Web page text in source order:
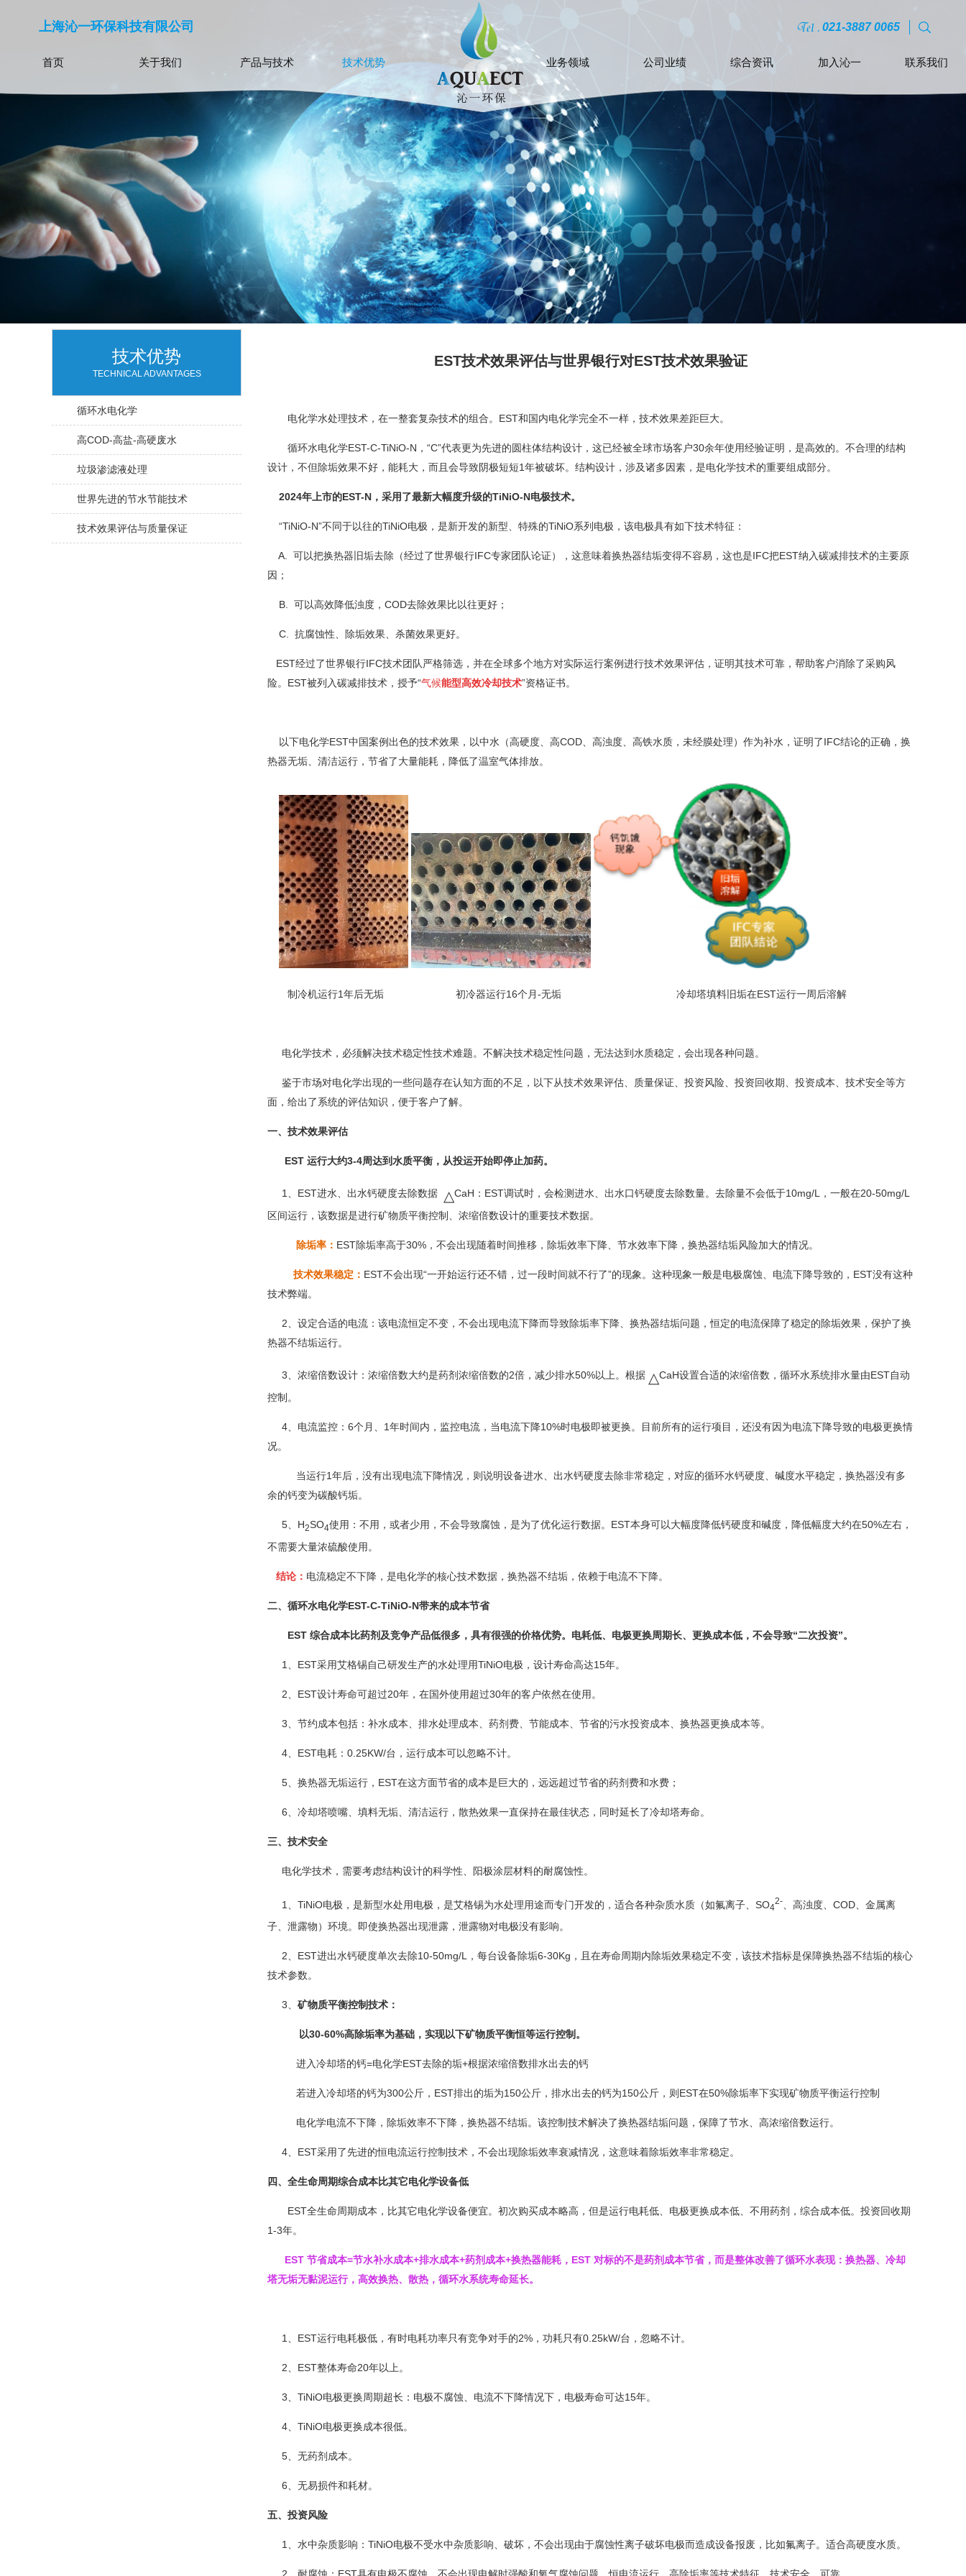
上海沁一环保科技有限公司 021-3887 0065
首页 关于我们 产品与技术 技术优势 业务领域 公司业绩 综合资讯 加入沁一 联系我们
技术优势
TECHNICAL ADVANTAGES
循环水电化学
高COD-高盐-高硬废水
垃圾渗滤液处理
世界先进的节水节能技术
技术效果评估与质量保证
EST技术效果评估与世界银行对EST技术效果验证
电化学水处理技术，在一整套复杂技术的组合。EST和国内电化学完全不一样，技术效果差距巨大。
循环水电化学EST-C-TiNiO-N，“C”代表更为先进的圆柱体结构设计，这已经被全球市场客户30余年使用经验证明，是高效的。不合理的结构
设计，不但除垢效果不好，能耗大，而且会导致阴极短短1年被破坏。结构设计，涉及诸多因素，是电化学技术的重要组成部分。
2024年上市的EST-N，采用了最新大幅度升级的TiNiO-N电极技术。
“TiNiO-N”不同于以往的TiNiO电极，是新开发的新型、特殊的TiNiO系列电极，该电极具有如下技术特征：
A. 可以把换热器旧垢去除（经过了世界银行IFC专家团队论证），这意味着换热器结垢变得不容易，这也是IFC把EST纳入碳减排技术的主要原
因；
B. 可以高效降低浊度，COD去除效果比以往更好；
C. 抗腐蚀性、除垢效果、杀菌效果更好。
EST经过了世界银行IFC技术团队严格筛选，并在全球多个地方对实际运行案例进行技术效果评估，证明其技术可靠，帮助客户消除了采购风
险。EST被列入碳减排技术，授予“气候能型高效冷却技术”资格证书。
以下电化学EST中国案例出色的技术效果，以中水（高硬度、高COD、高浊度、高铁水质，未经膜处理）作为补水，证明了IFC结论的正确，换
热器无垢、清洁运行，节省了大量能耗，降低了温室气体排放。
制冷机运行1年后无垢 初冷器运行16个月-无垢 冷却塔填料旧垢在EST运行一周后溶解
电化学技术，必须解决技术稳定性技术难题。不解决技术稳定性问题，无法达到水质稳定，会出现各种问题。
鉴于市场对电化学出现的一些问题存在认知方面的不足，以下从技术效果评估、质量保证、投资风险、投资回收期、投资成本、技术安全等方
面，给出了系统的评估知识，便于客户了解。
一、技术效果评估
EST 运行大约3-4周达到水质平衡，从投运开始即停止加药。
1、EST进水、出水钙硬度去除数据 △CaH：EST调试时，会检测进水、出水口钙硬度去除数量。去除量不会低于10mg/L，一般在20-50mg/L
区间运行，该数据是进行矿物质平衡控制、浓缩倍数设计的重要技术数据。
除垢率： EST除垢率高于30%，不会出现随着时间推移，除垢效率下降、节水效率下降，换热器结垢风险加大的情况。
技术效果稳定： EST不会出现“一开始运行还不错，过一段时间就不行了”的现象。这种现象一般是电极腐蚀、电流下降导致的，EST没有这种
技术弊端。
2、设定合适的电流：该电流恒定不变，不会出现电流下降而导致除垢率下降、换热器结垢问题，恒定的电流保障了稳定的除垢效果，保护了换
热器不结垢运行。
3、浓缩倍数设计：浓缩倍数大约是药剂浓缩倍数的2倍，减少排水50%以上。根据 △CaH设置合适的浓缩倍数，循环水系统排水量由EST自动
控制。
4、电流监控：6个月、1年时间内，监控电流，当电流下降10%时电极即被更换。目前所有的运行项目，还没有因为电流下降导致的电极更换情
况。
当运行1年后，没有出现电流下降情况，则说明设备进水、出水钙硬度去除非常稳定，对应的循环水钙硬度、碱度水平稳定，换热器没有多
余的钙变为碳酸钙垢。
5、H2SO4使用：不用，或者少用，不会导致腐蚀，是为了优化运行数据。EST本身可以大幅度降低钙硬度和碱度，降低幅度大约在50%左右，
不需要大量浓硫酸使用。
结论： 电流稳定不下降，是电化学的核心技术数据，换热器不结垢，依赖于电流不下降。
二、循环水电化学EST-C-TiNiO-N带来的成本节省
EST 综合成本比药剂及竞争产品低很多，具有很强的价格优势。电耗低、电极更换周期长、更换成本低，不会导致“二次投资”。
1、EST采用艾格锡自己研发生产的水处理用TiNiO电极，设计寿命高达15年。
2、EST设计寿命可超过20年，在国外使用超过30年的客户依然在使用。
3、节约成本包括：补水成本、排水处理成本、药剂费、节能成本、节省的污水投资成本、换热器更换成本等。
4、EST电耗：0.25KW/台，运行成本可以忽略不计。
5、换热器无垢运行，EST在这方面节省的成本是巨大的，远远超过节省的药剂费和水费；
6、冷却塔喷嘴、填料无垢、清洁运行，散热效果一直保持在最佳状态，同时延长了冷却塔寿命。
三、技术安全
电化学技术，需要考虑结构设计的科学性、阳极涂层材料的耐腐蚀性。
1、 TiNiO电极，是新型水处用电极，是艾格锡为水处理用途而专门开发的，适合各种杂质水质（如氟离子、SO4
2-
、高浊度、COD、金属离
子、泄露物）环境。即使换热器出现泄露，泄露物对电极没有影响。
2、EST进出水钙硬度单次去除10-50mg/L，每台设备除垢6-30Kg，且在寿命周期内除垢效果稳定不变，该技术指标是保障换热器不结垢的核心
技术参数。
3、 矿物质平衡控制技术：
以30-60%高除垢率为基础，实现以下矿物质平衡恒等运行控制。
进入冷却塔的钙=电化学EST去除的垢+根据浓缩倍数排水出去的钙
若进入冷却塔的钙为300公斤，EST排出的垢为150公斤，排水出去的钙为150公斤，则EST在50%除垢率下实现矿物质平衡运行控制
电化学电流不下降，除垢效率不下降，换热器不结垢。该控制技术解决了换热器结垢问题，保障了节水、高浓缩倍数运行。
4、EST采用了先进的恒电流运行控制技术，不会出现除垢效率衰减情况，这意味着除垢效率非常稳定。
四、全生命周期综合成本比其它电化学设备低
EST全生命周期成本，比其它电化学设备便宜。初次购买成本略高，但是运行电耗低、电极更换成本低、不用药剂，综合成本低。投资回收期
1-3年。
EST 节省成本=节水补水成本+排水成本+药剂成本+换热器能耗，EST 对标的不是药剂成本节省，而是整体改善了循环水表现：换热器、冷却
塔无垢无黏泥运行，高效换热、散热，循环水系统寿命延长。
1、EST运行电耗极低，有时电耗功率只有竞争对手的2%，功耗只有0.25kW/台，忽略不计。
2、EST整体寿命20年以上。
3、TiNiO电极更换周期超长：电极不腐蚀、电流不下降情况下，电极寿命可达15年。
4、TiNiO电极更换成本很低。
5、无药剂成本。
6、无易损件和耗材。
五、投资风险
1、水中杂质影响：TiNiO电极不受水中杂质影响、破坏，不会出现由于腐蚀性离子破坏电极而造成设备报废，比如氟离子。适合高硬度水质。